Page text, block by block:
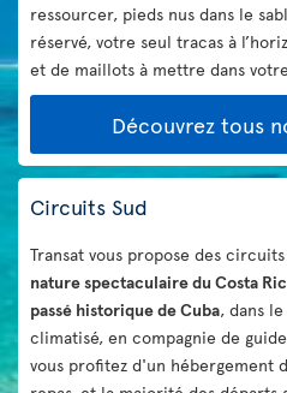
ressourcer, pieds nus dans le
réservé, votre seul tracas à
et de maillots à mettre dans
Découvrez tous
Circuits Sud
Transat vous propose des
nature spectaculaire du Costa
passé historique de Cuba, dans
climatisé, en compagnie de
vous profitez d'un hébergement